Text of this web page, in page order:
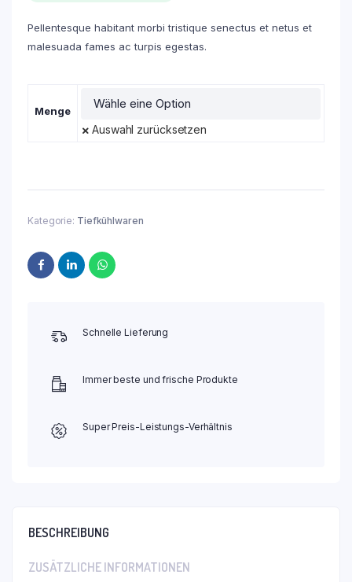
Pellentesque habitant morbi tristique senectus et netus et
malesuada fames ac turpis egestas.
Menge
Auswahl zurücksetzen
Kategorie: Tiefkühlwaren
Schnelle Lieferung
Immer beste und frische Produkte
Super Preis-Leistungs-Verhältnis
BESCHREIBUNG
ZUSÄTZLICHE INFORMATIONEN